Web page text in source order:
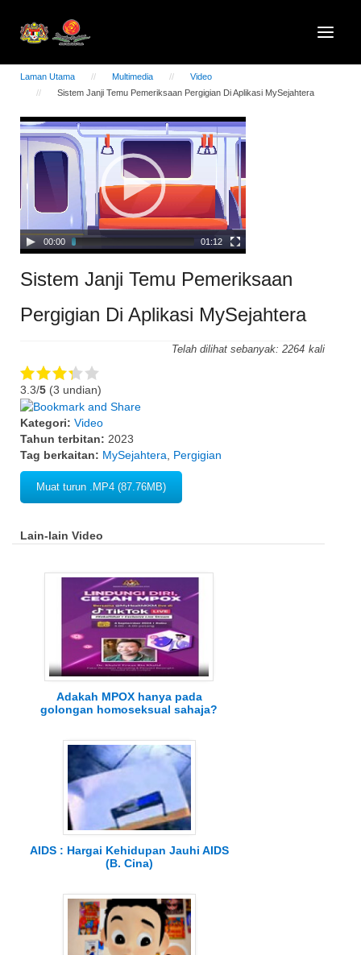
Laman Utama Multimedia
Video
Sistem Janji Temu Pemeriksaan Pergigian Di Aplikasi MySejahtera
Video
Player
00:00 01:12
Sistem Janji Temu Pemeriksaan
Pergigian Di Aplikasi MySejahtera
Telah dilihat sebanyak: 2264
3.3/5 (3 undian)
Kategori: Video
Tahun terbitan: 2023
Tag berkaitan: MySejahtera, Pergigian
Muat turun .MP4 (87.76MB)
Lain-lain Video
Adakah MPOX hanya pada
golongan homoseksual sahaja?
AIDS : Hargai Kehidupan Jauhi AIDS
(B. Cina)